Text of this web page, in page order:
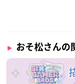
おそ松さんの